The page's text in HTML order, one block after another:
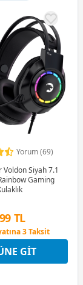
Yorum (69)
Siyah 7.1
Gaming
TL
3 Taksit
TL taksitle
3 Taksit
GIT